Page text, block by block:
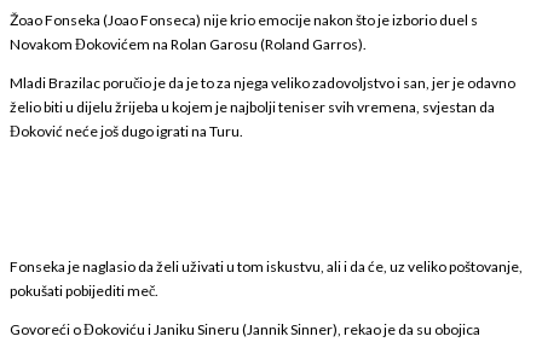
Žoao Fonseka (Joao Fonseca) nije krio emocije nakon što je izborio duel s
Novakom Đokovićem na Rolan Garosu (Roland Garros).
Mladi Brazilac poručio je da je to za njega veliko zadovoljstvo i san, jer je odavno
želio biti u dijelu žrijeba u kojem je najbolji teniser svih vremena, svjestan da
Đoković neće još dugo igrati na Turu.
Fonseka je naglasio da želi uživati u tom iskustvu, ali i da će, uz veliko poštovanje,
pokušati pobijediti meč.
Govoreći o Đokoviću i Janiku Sineru (Jannik Sinner), rekao je da su obojica